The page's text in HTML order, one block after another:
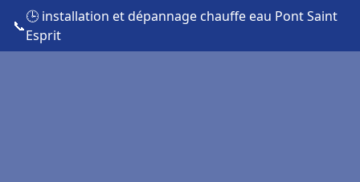
📞
🕒 installation et dépannage chauffe eau Pont Saint
Esprit